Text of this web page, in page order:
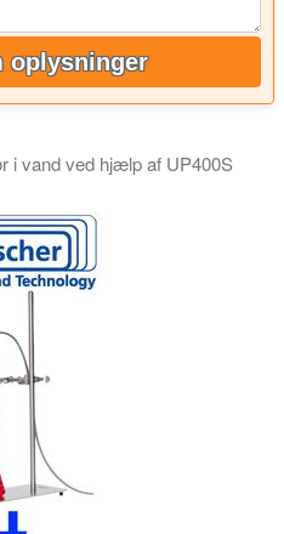
oplysninger
i vand ved hjælp af UP400S